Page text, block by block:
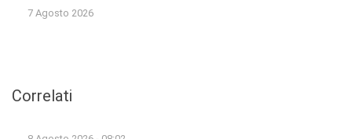
7 Agosto 2026
Correlati